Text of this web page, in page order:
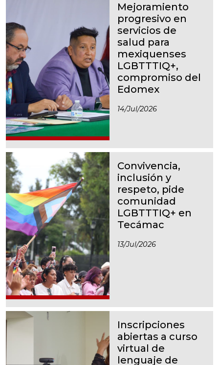
Mejoramiento
progresivo en
servicios de
salud para
mexiquenses
LGBTTTIQ+,
compromiso del
Edomex
14/jul/2026
Convivencia,
inclusión y
respeto, pide
comunidad
LGBTTTIQ+ en
Tecámac
13/jul/2026
Inscripciones
abiertas a curso
virtual de
lenguaje de